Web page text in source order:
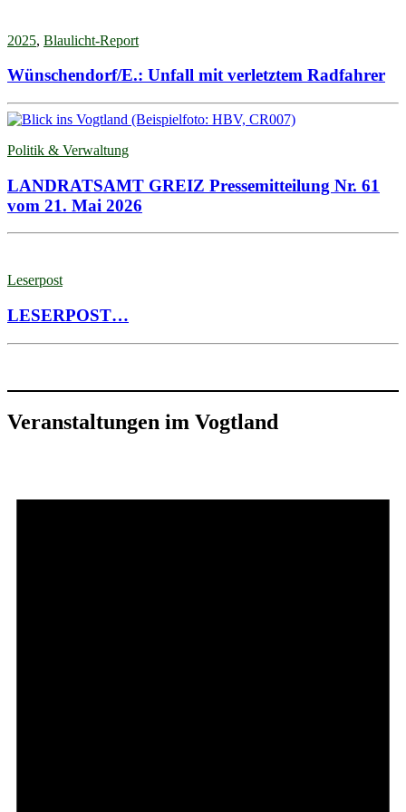
2025, Blaulicht-Report
Wünschendorf/E.: Unfall mit verletztem Radfahrer
Politik & Verwaltung
LANDRATSAMT GREIZ Pressemitteilung Nr. 61
vom 21. Mai 2026
Leserpost
LESERPOST…
Veranstaltungen im Vogtland